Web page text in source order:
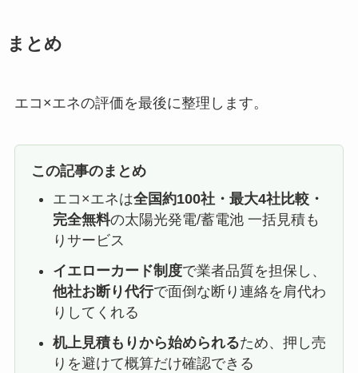
まとめ
エコ×エネの評価を最後に整理します。
この記事のまとめ
エコ×エネは全国約100社・最大4社比較・
完全無料の太陽光発電/蓄電池 一括見積も
りサービス
イエローカード制度で業者品質を担保し、
他社お断り代行で面倒な断り連絡を肩代わ
りしてくれる
机上見積もりから始められるため、押し売
りを避けて概算だけ確認できる